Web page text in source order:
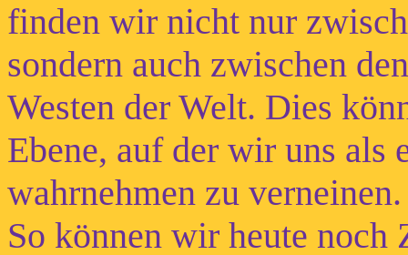
finden wir nicht nur
sondern auch zwischen
Westen der Welt. Dies
Ebene, auf der wir uns als
wahrnehmen zu verneinen.
So können wir heute noch